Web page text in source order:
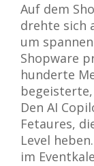
Auf dem
drehte sich
um
Shopware
hunderte
Den AI
Fetaures,
Level
im